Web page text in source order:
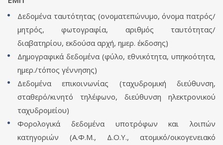
Δεδομένα ταυτότητας (ονοματεπώνυμο, όνομα πατρός/
μητρός, φωτογραφία, αριθμός ταυτότητας/
διαβατηρίου, εκδούσα αρχή, ημερ. έκδοσης)
Δημογραφικά δεδομένα (φύλο, εθνικότητα, υπηκοότητα,
ημερ./τόπος γέννησης)
Δεδομένα επικοινωνίας (ταχυδρομική διεύθυνση,
σταθερό/κινητό τηλέφωνο, διεύθυνση ηλεκτρονικού
ταχυδρομείου)
Φορολογικά δεδομένα υποτρόφων και λοιπών
κατηγοριών (Α.Φ.Μ., Δ.Ο.Υ., ατομικό/οικογενειακό